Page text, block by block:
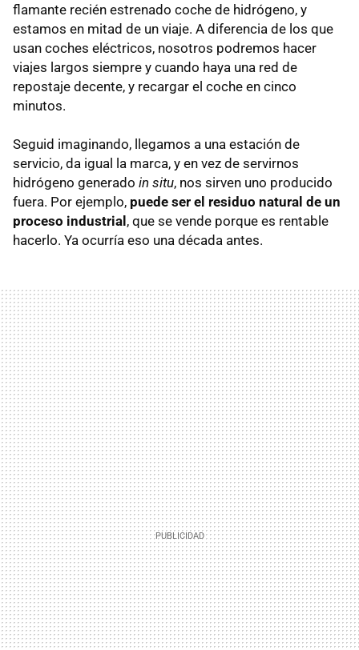
flamante recién estrenado coche de hidrógeno, y
estamos en mitad de un viaje. A diferencia de los que
usan coches eléctricos, nosotros podremos hacer
viajes largos siempre y cuando haya una red de
repostaje decente, y recargar el coche en cinco
minutos.
Seguid imaginando, llegamos a una estación de
servicio, da igual la marca, y en vez de servirnos
hidrógeno generado in situ, nos sirven uno producido
fuera. Por ejemplo, puede ser el residuo natural de un
proceso industrial, que se vende porque es rentable
hacerlo. Ya ocurría eso una década antes.